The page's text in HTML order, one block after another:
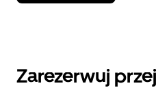
strzałki
i wybrać
Zarezerwuj